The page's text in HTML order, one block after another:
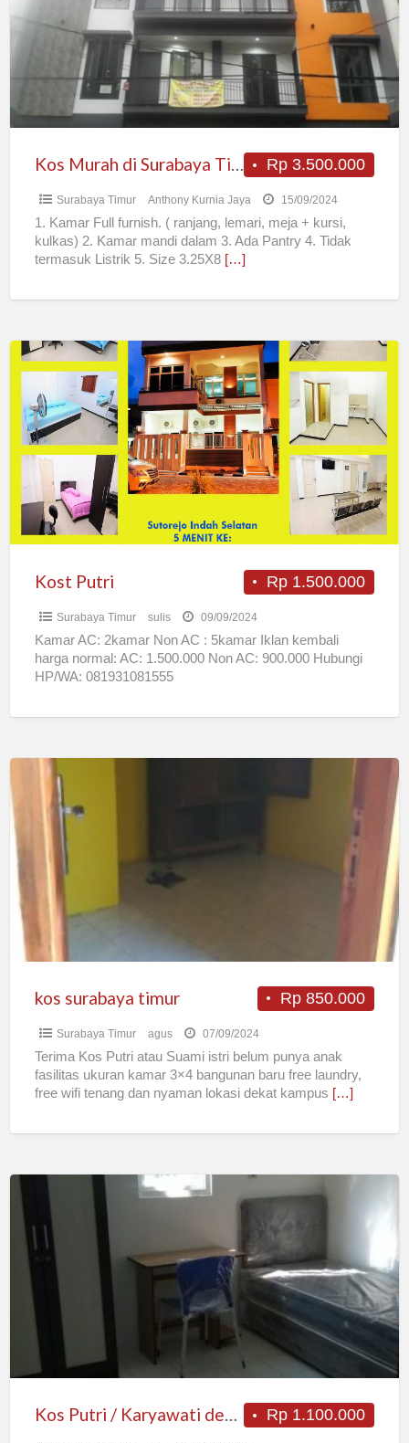
Timur
Rp 3.500.000
Kos Murah di Surabaya Timur
Surabaya Timur Anthony Kurnia Jaya 15/09/2024
1. Kamar Full furnish. ( ranjang, lemari, meja + kursi,
kulkas) 2. Kamar mandi dalam 3. Ada Pantry 4. Tidak
termasuk Listrik 5. Size 3.25X8 […]
Kost
Putri
Rp 1.500.000
Kost Putri
Surabaya Timur sulis 09/09/2024
Kamar AC: 2kamar Non AC : 5kamar Iklan kembali
harga normal: AC: 1.500.000 Non AC: 900.000 Hubungi
HP/WA: 081931081555
surabaya
timur
Rp 850.000
kos surabaya timur
Surabaya Timur agus 07/09/2024
Terima Kos Putri atau Suami istri belum punya anak
fasilitas ukuran kamar 3×4 bangunan baru free laundry,
free wifi tenang dan nyaman lokasi dekat kampus […]
Karyawati
dekat
Unair
dan
Galaxy
Rp 1.100.000
Kos Putri / Karyawati dekat Unair dan ITS dan Galaxy Mall